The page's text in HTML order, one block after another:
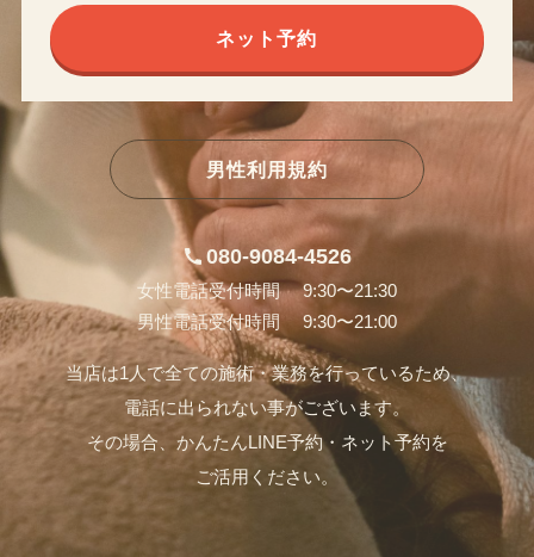
ネット予約
男性利用規約
080-9084-4526
女性電話受付時間 9:30〜21:30
男性電話受付時間 9:30〜21:00
当店は1人で全ての施術・業務を行っているため、
電話に出られない事がございます。
その場合、かんたんLINE予約・ネット予約を
ご活用ください。